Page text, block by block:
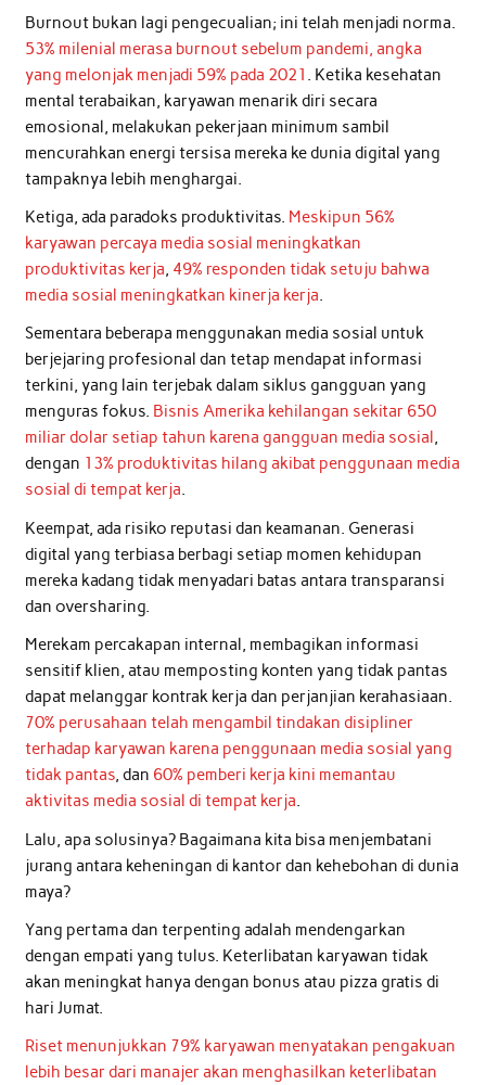
Burnout bukan lagi pengecualian; ini telah menjadi norma.
53% milenial merasa burnout sebelum pandemi, angka
yang melonjak menjadi 59% pada 2021 . Ketika kesehatan
mental terabaikan, karyawan menarik diri secara
emosional, melakukan pekerjaan minimum sambil
mencurahkan energi tersisa mereka ke dunia digital yang
tampaknya lebih menghargai.
Ketiga, ada paradoks produktivitas. Meskipun 56%
karyawan percaya media sosial meningkatkan
produktivitas kerja, 49% responden tidak setuju bahwa
media sosial meningkatkan kinerja kerja.
Sementara beberapa menggunakan media sosial untuk
berjejaring profesional dan tetap mendapat informasi
terkini, yang lain terjebak dalam siklus gangguan yang
menguras fokus. Bisnis Amerika kehilangan sekitar 650
miliar dolar setiap tahun karena gangguan media sosial ,
dengan 13% produktivitas hilang akibat penggunaan media
sosial di tempat kerja.
Keempat, ada risiko reputasi dan keamanan. Generasi
digital yang terbiasa berbagi setiap momen kehidupan
mereka kadang tidak menyadari batas antara transparansi
dan oversharing.
Merekam percakapan internal, membagikan informasi
sensitif klien, atau memposting konten yang tidak pantas
dapat melanggar kontrak kerja dan perjanjian kerahasiaan.
70% perusahaan telah mengambil tindakan disipliner
terhadap karyawan karena penggunaan media sosial yang
tidak pantas, dan 60% pemberi kerja kini memantau
aktivitas media sosial di tempat kerja.
Lalu, apa solusinya? Bagaimana kita bisa menjembatani
jurang antara keheningan di kantor dan kehebohan di dunia
maya?
Yang pertama dan terpenting adalah mendengarkan
dengan empati yang tulus. Keterlibatan karyawan tidak
akan meningkat hanya dengan bonus atau pizza gratis di
hari Jumat.
Riset menunjukkan 79% karyawan menyatakan pengakuan
lebih besar dari manajer akan menghasilkan keterlibatan